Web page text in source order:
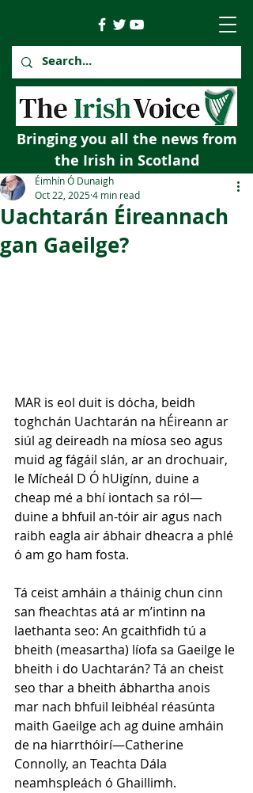
Bringing you all the news from
the Irish in Scotland
Uachtarán Éireannach
gan Gaeilge?
Éimhín Ó Dunaigh
Oct 22, 20254 min read
MAR is eol duit is dócha, beidh
toghchán Uachtarán na hÉireann ar
siúl ag deireadh na míosa seo agus
muid ag fágáil slán, ar an drochuair,
le Mícheál D Ó hUigínn, duine a
cheap mé a bhí iontach sa ról—
duine a bhfuil an-tóir air agus nach
raibh eagla air ábhair dheacra a phlé
ó am go ham fosta.
Tá ceist amháin a tháinig chun cinn
san fheachtas atá ar m’intinn na
laethanta seo: An gcaithfidh tú a
bheith (measartha) líofa sa Gaeilge le
bheith i do Uachtarán? Tá an cheist
seo thar a bheith ábhartha anois
mar nach bhfuil leibhéal réasúnta
maith Gaeilge ach ag duine amháin
de na hiarrthóirí—Catherine
Connolly, an Teachta Dála
neamhspleách ó Ghaillimh.